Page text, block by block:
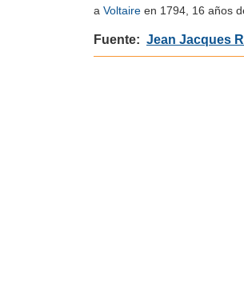
a Voltaire en 1794, 16 años
Fuente: Jean Jacques